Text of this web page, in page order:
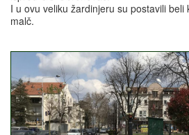
I u ovu veliku žardinjeru su postavili
malč.